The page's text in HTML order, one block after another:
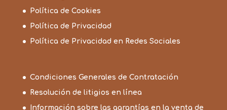
Política de Cookies
Política de Privacidad
Política de Privacidad en Redes Sociales
Condiciones Generales de Contratación
Resolución de litigios en línea
Información sobre las garantías en la venta de